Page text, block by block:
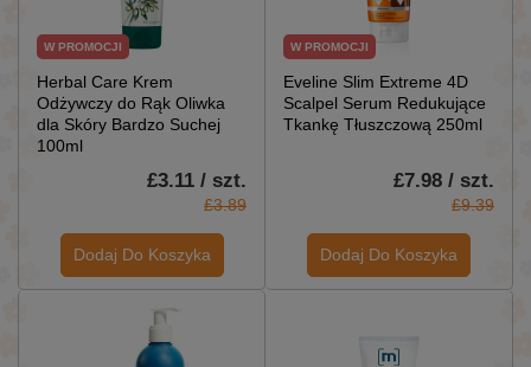
W PROMOCJI
Herbal Care Krem
Odżywczy do Rąk Oliwka
dla Skóry Bardzo Suchej
100ml
£3.11 / szt.
£3.89
Dodaj Do Koszyka
W PROMOCJI
Eveline Slim Extreme 4D
Scalpel Serum Redukujące
Tkankę Tłuszczową 250ml
£7.98 / szt.
£9.39
Dodaj Do Koszyka